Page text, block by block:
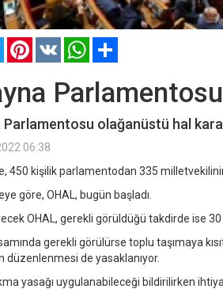
TwitterPinterest
VK WhatsApp
Parlamentosu olağanüstü hal
06:38
450 kişilik parlamentodan 335
göre, OHAL, bugün başladı.
OHAL, gerekli görüldüğü takdirde ise
gerekli görülürse toplu taşımaya
düzenlenmesi de yasaklanıyor.
yasağı uygulanabileceği bildirilirken